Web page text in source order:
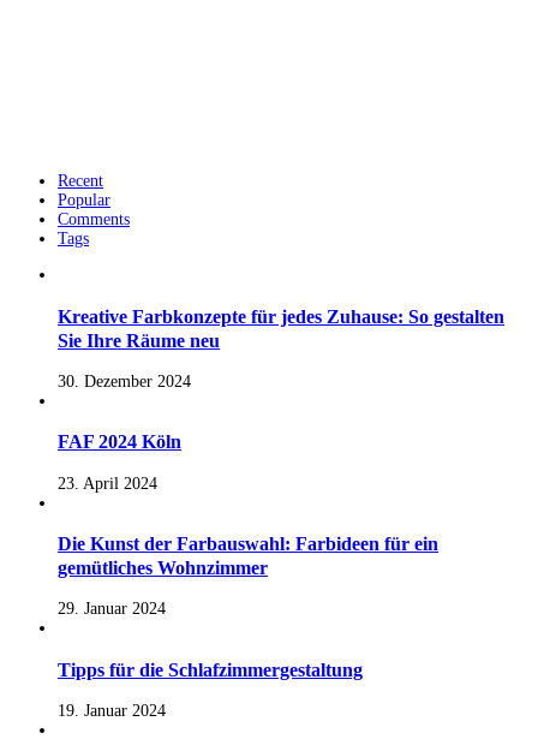
Recent
Popular
Comments
Tags
Kreative Farbkonzepte für jedes Zuhause: So gestalten
Sie Ihre Räume neu
30. Dezember 2024
FAF 2024 Köln
23. April 2024
Die Kunst der Farbauswahl: Farbideen für ein
gemütliches Wohnzimmer
29. Januar 2024
Tipps für die Schlafzimmergestaltung
19. Januar 2024